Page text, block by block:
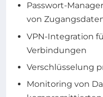
Passwort-
von
VPN-Integration
Verbindungen
Verschlüsselung
Monitoring von